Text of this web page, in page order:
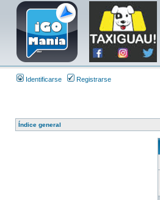
Identificarse Registrarse
Índice general